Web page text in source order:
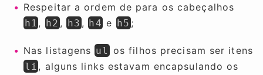
Respeitar a ordem de para os cabeçalhos
h1 , h2 ,h3, h4 e h5 ;
Nas listagensul os filhos precisam ser itens
li , alguns links estavam encapsulando os